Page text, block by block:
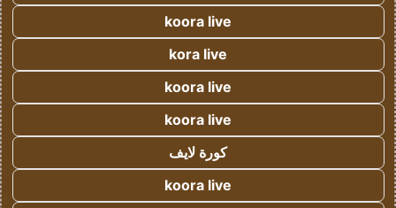
koora live
kora live
koora live
koora live
كورة لايف
koora live